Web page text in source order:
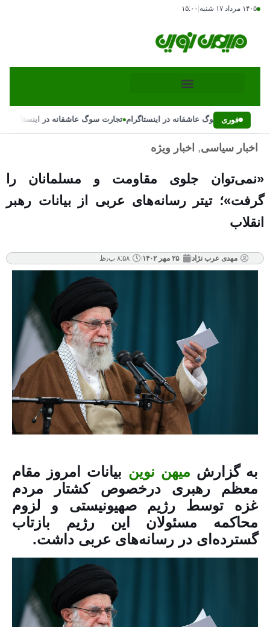
۱۴۰۵ مرداد ۱۷ شنبه ۱۵:۰۰
فوری
تجارت سوگ عاشقانه در اینستاگرام•تجارت سوگ عاشقانه در اینستاگرام
اخبار سیاسی, اخبار ویژه
«نمی‌توان جلوی مقاومت و مسلمانان را
گرفت»؛ تیتر رسانه‌های عربی از بیانات رهبر
انقلاب
مهدی عرب نژاد ۲۵ مهر ۱۴۰۲ ۸:۵۸ ب٫ظ
به گزارش میهن نوین بیانات امروز مقام
معظم رهبری درخصوص کشتار مردم
غزه توسط رژیم صهیونیستی و لزوم
محاکمه مسئولان این رژیم بازتاب
گسترده‌ای در رسانه‌های عربی داشت.